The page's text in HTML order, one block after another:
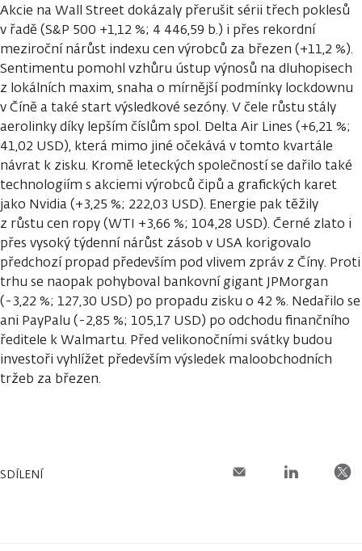
Akcie na Wall Street dokázaly přerušit sérii třech poklesů
v řadě (S&P 500 +1,12 %; 4 446,59 b.) i přes rekordní
meziroční nárůst indexu cen výrobců za březen (+11,2 %).
Sentimentu pomohl vzhůru ústup výnosů na dluhopisech
z lokálních maxim, snaha o mírnější podmínky lockdownu
v Číně a také start výsledkové sezóny. V čele růstu stály
aerolinky díky lepším číslům spol. Delta Air Lines (+6,21 %;
41,02 USD), která mimo jiné očekává v tomto kvartále
návrat k zisku. Kromě leteckých společností se dařilo také
technologiím s akciemi výrobců čipů a grafických karet
jako Nvidia (+3,25 %; 222,03 USD). Energie pak těžily
z růstu cen ropy (WTI +3,66 %; 104,28 USD). Černé zlato i
přes vysoký týdenní nárůst zásob v USA korigovalo
předchozí propad především pod vlivem zpráv z Číny. Proti
trhu se naopak pohyboval bankovní gigant JPMorgan
(-3,22 %; 127,30 USD) po propadu zisku o 42 %. Nedařilo se
ani PayPalu (-2,85 %; 105,17 USD) po odchodu finančního
ředitele k Walmartu. Před velikonočními svátky budou
investoři vyhlížet především výsledek maloobchodních
tržeb za březen.
SDÍLENÍ